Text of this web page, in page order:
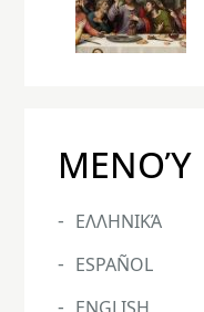
ΜΕΝΟΎ
ΕΛΛΗΝΙΚΆ
ESPAÑOL